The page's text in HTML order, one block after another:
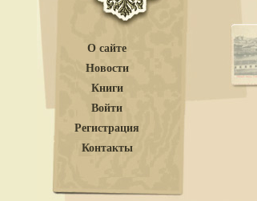
О сайте
Новости
Книги
Войти
Регистрация
Контакты